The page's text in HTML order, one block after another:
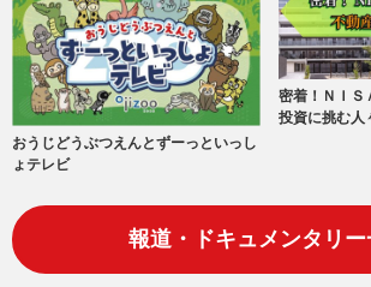
おうじどうぶつえんとずーっといっし
ょテレビ
密着！ＮＩＳ
投資に挑む人
報道・ドキュメンタリー